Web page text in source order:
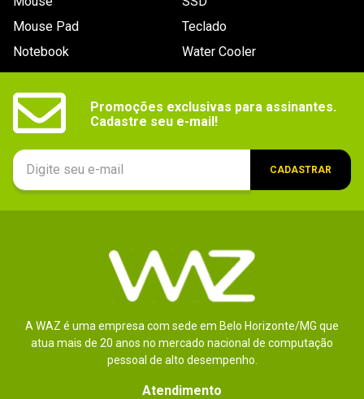
Microfone
Segmento Gaming
Mouse Pad
Notebook
Teclado
Water Cooler
Promoções exclusivas para assinantes.
Cadastre seu e-mail!
CADASTRAR
A WAZ é uma empresa com sede em Belo Horizonte/MG que
atua mais de 20 anos no mercado nacional de computação
pessoal de alto desempenho.
Atendimento